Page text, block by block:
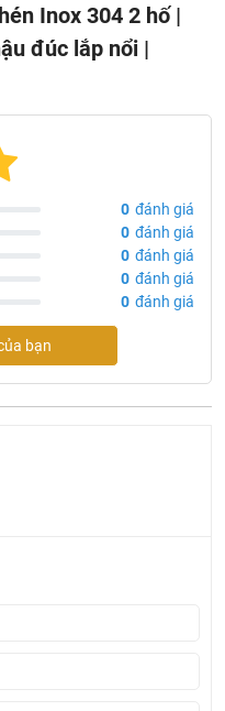
Inox 304 2 hố |
đúc lắp nổi |
0 đánh giá
0 đánh giá
0 đánh giá
0 đánh giá
0 đánh giá
bạn